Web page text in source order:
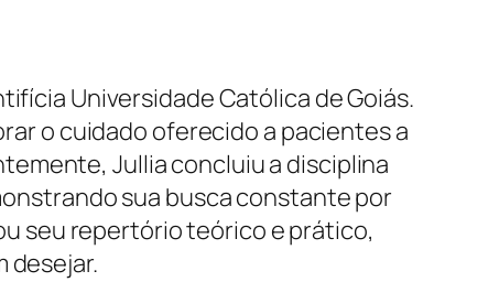
Universidade Católica de Goiás.
o cuidado oferecido a pacientes a
Jullia concluiu a disciplina
sua busca constante por
seu repertório teórico e prático,
desejar.